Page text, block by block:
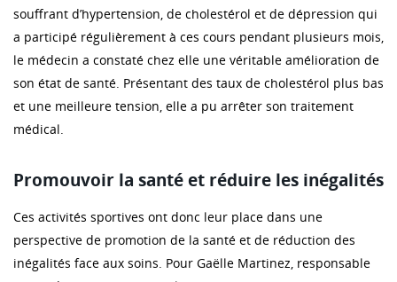
souffrant d’hypertension, de cholestérol et de dépression qui
a participé régulièrement à ces cours pendant plusieurs mois,
le médecin a constaté chez elle une véritable amélioration de
son état de santé. Présentant des taux de cholestérol plus bas
et une meilleure tension, elle a pu arrêter son traitement
médical.
Promouvoir la santé et réduire les inégalités
Ces activités sportives ont donc leur place dans une
perspective de promotion de la santé et de réduction des
inégalités face aux soins. Pour Gaëlle Martinez, responsable